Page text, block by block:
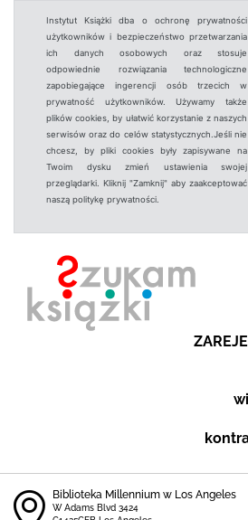
Instytut Książki dba o ochronę prywatności
użytkowników i bezpieczeństwo przetwarzania
ich danych osobowych oraz stosuje
odpowiednie rozwiązania technologiczne
zapobiegające ingerencji osób trzecich w
prywatność użytkowników. Używamy także
plików cookies, by ułatwić korzystanie z naszych
serwisów oraz do celów statystycznych.Jeśli nie
chcesz, by pliki cookies były zapisywane na
Twoim dysku zmień ustawienia swojej
przeglądarki. Kliknij "Zamknij" aby zaakceptować
naszą politykę prywatności.
Biblioteka Millennium w Los Angeles
W Adams Blvd 3424